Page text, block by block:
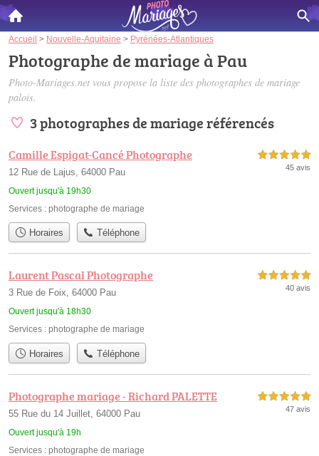
Accueil > Nouvelle-Aquitaine > Pyrénées-Atlantiques
Photographe de mariage à Pau
Photo-Mariages.net vous propose la liste des photographes de mariage
palois.
3 photographes de mariage référencés
Camille Espigat-Cancé Photographe
12 Rue de Lajus, 64000 Pau
Ouvert jusqu'à 19h30
5,0 étoiles sur 5
45 avis
Services : photographe de mariage
Horaires Téléphone
Laurent Pascal Photographe
3 Rue de Foix, 64000 Pau
Ouvert jusqu'à 18h30
5,0 étoiles sur 5
40 avis
Services : photographe de mariage
Horaires Téléphone
Photographe mariage - Richard PALETTE
55 Rue du 14 Juillet, 64000 Pau
Ouvert jusqu'à 19h
5,0 étoiles sur 5
47 avis
Services : photographe de mariage